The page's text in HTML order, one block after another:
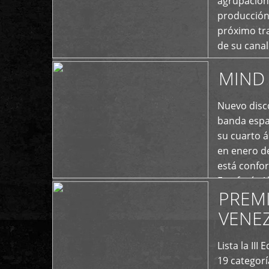
próximo
de su
momento
MIND
Nuevo
banda
su cuarto
en enero
está
Estefanía
Lista la III
19